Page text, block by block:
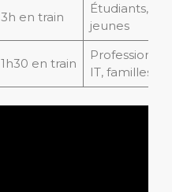
3h en train
Étudiants,
jeunes
1h30 en train
IT, familles